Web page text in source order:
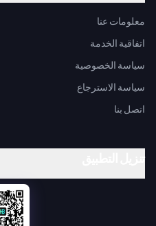
معلومات عنا
اتفاقية الخدمة
سياسة الخصوصية
سياسة الاسترجاع
اتصل بنا